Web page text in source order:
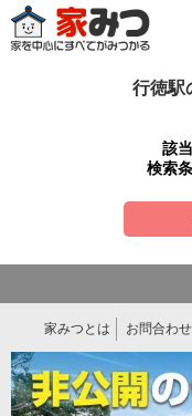
行徳駅
該
検索
家みつとは お問合わせ